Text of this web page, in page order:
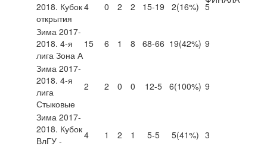
2018. Кубок
открытия
4 0 2 2 15-19 2(16%) 5
Зима 2017-
2018. 4-я
лига Зона А
15 6 1 8 68-66 19(42%) 9
Зима 2017-
2018. 4-я
лига
Стыковые
2 2 0 0 12-5 6(100%) 9
Зима 2017-
2018. Кубок
ВлГУ -
4 1 2 1 5-5 5(41%) 3